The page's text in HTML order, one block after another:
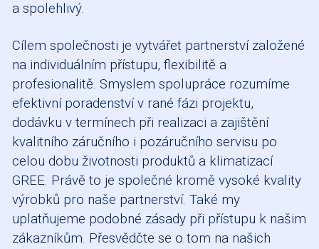
a spolehlivý.
Cílem společnosti je vytvářet partnerství založené
na individuálním přístupu, flexibilitě a
profesionalitě. Smyslem spolupráce rozumíme
efektivní poradenství v rané fázi projektu,
dodávku v termínech při realizaci a zajištění
kvalitního záručního i pozáručního servisu po
celou dobu životnosti produktů a klimatizací
GREE. Právě to je společné kromě vysoké kvality
výrobků pro naše partnerství. Také my
uplatňujeme podobné zásady při přístupu k našim
zákazníkům. Přesvědčte se o tom na našich